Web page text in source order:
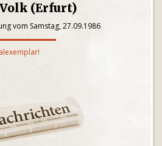
(Erfurt)
vom Samstag, 27.09.1986